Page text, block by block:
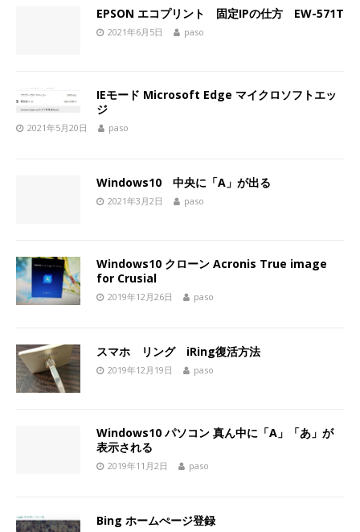
EPSON エコプリント 固定IPの仕方 EW-571T
2021年6月5日 paso
IEモード Microsoft Edge マイクロソフトエッ
ジ
2021年5月20日 paso
Windows10 中央に「A」が出る
2021年3月2日 paso
Windows10 クローン Acronis True image
for Crusial
2019年12月26日 paso
スマホ リング iRing復活方法
2019年12月19日 paso
Windows10 パソコン 真ん中に「A」「あ」が
表示される
2019年11月2日 paso
Bing ホームぺージ登録